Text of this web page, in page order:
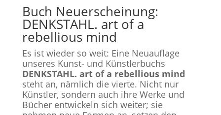
Buch Neuerscheinung:
DENKSTAHL. art of a
rebellious mind
Es ist wieder so weit: Eine Neuauflage
unseres Kunst- und Künstlerbuchs
DENKSTAHL. art of a rebellious mind
steht an, nämlich die vierte. Nicht nur
Künstler, sondern auch ihre Werke und
Bücher entwickeln sich weiter; sie